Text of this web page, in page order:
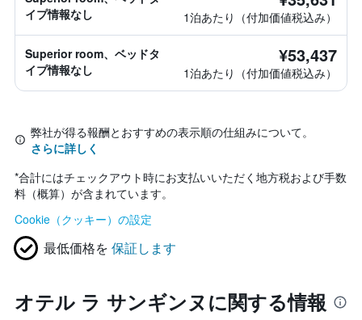
イプ情報なし
1泊あたり（付加価値税込み）
Superior room、ベッドタ
イプ情報なし
¥53,437
1泊あたり（付加価値税込み）
弊社が得る報酬とおすすめの表示順の仕組みについて。
さらに詳しく
*合計にはチェックアウト時にお支払いいただく地方税および手数
料（概算）が含まれています。
Cookie（クッキー）の設定
最低価格を 保証します
オテル ラ サンギンヌに関する情報